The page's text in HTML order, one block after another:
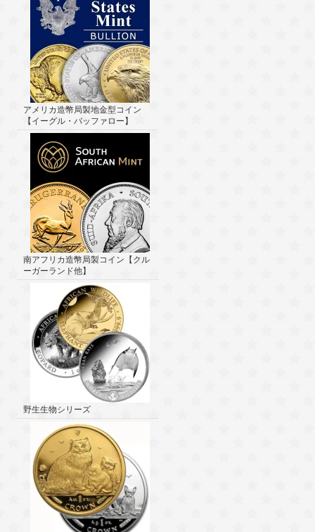
アメリカ造幣局製地金型コイン
【イーグル・バッファロー】
南アフリカ造幣局製コイン【クル
ーガーランド他】
野生生物シリーズ